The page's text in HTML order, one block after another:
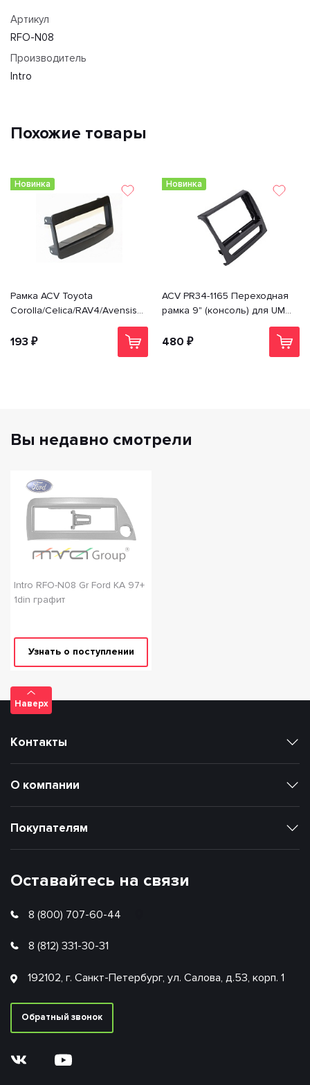
Артикул
RFO-N08
Производитель
Intro
Похожие товары
Новинка
Рамка ACV Toyota
Corolla/Celica/RAV4/Avensis (-
193 ₽
Новинка
ACV PR34-1165 Переходная
рамка 9" (консоль) для UMS
Sollers Atlant 2022+; MAZ
(МАЗ) esc; JAC SunRay
480 ₽
Вы недавно смотрели
Intro RFO-N08 Gr Ford KA 97+
1din графит
Узнать о поступлении
Наверх
Оставайтесь на связи
8 (800) 707-60-44
8 (812) 331-30-31
192102, г. Санкт-Петербург, ул. Салова, д.53, корп. 1
Обратный звонок
Покупателям
О компании
Контакты